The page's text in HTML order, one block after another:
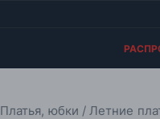
Платья, юбки Летние